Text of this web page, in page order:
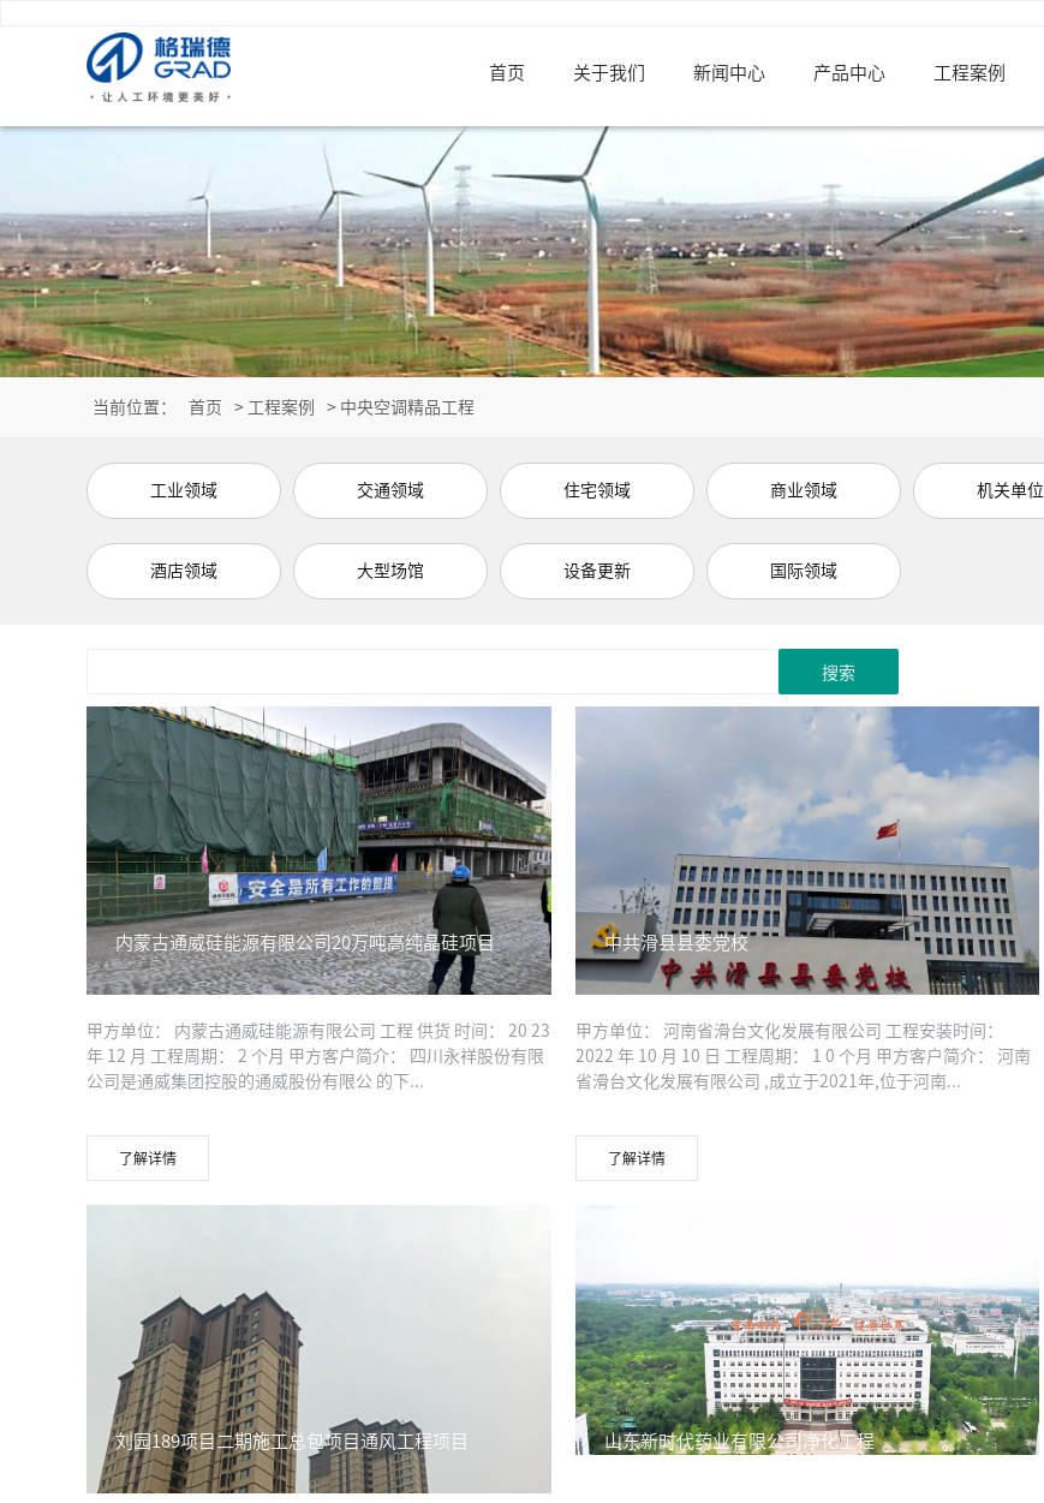
首页 关于我们 新闻中心 产品中心 工程案例
当前位置： 首页 > 工程案例 > 中央空调精品工程
工业领域 交通领域 住宅领域 商业领域 机关单位
酒店领域 大型场馆 设备更新 国际领域
搜索
内蒙古通威硅能源有限公司20万吨高纯晶硅项目
甲方单位： 内蒙古通威硅能源有限公司 工程 供货 时间： 20 23
年 12 月 工程周期： 2 个月 甲方客户简介： 四川永祥股份有限
公司是通威集团控股的通威股份有限公 的下...
了解详情
中共滑县县委党校
甲方单位： 河南省滑台文化发展有限公司 工程安装时间：
2022 年 10 月 10 日 工程周期： 1 0 个月 甲方客户简介： 河南
省滑台文化发展有限公司 ,成立于2021年,位于河南...
了解详情
刘园189项目二期施工总包项目通风工程项目 山东新时代药业有限公司净化工程